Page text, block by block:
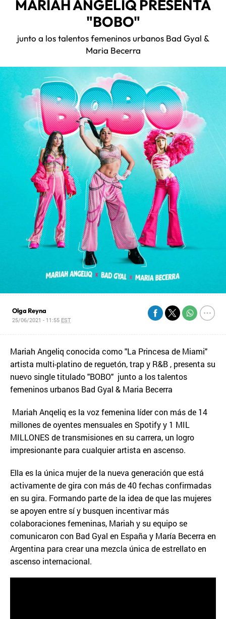
MARIAH ANGELIQ PRESENTA
"BOBO"
junto a los talentos femeninos urbanos Bad Gyal &
Maria Becerra
Olga Reyna
25/06/2021 - 11:55 EST
Mariah Angeliq conocida como "La Princesa de Miami"
artista multi-platino de reguetón, trap y R&B , presenta su
nuevo single titulado "BOBO" junto a los talentos
femeninos urbanos Bad Gyal & Maria Becerra
Mariah Anqeliq es la voz femenina líder con más de 14
millones de oyentes mensuales en Spotify y 1 MIL
MILLONES de transmisiones en su carrera, un logro
impresionante para cualquier artista en ascenso.
Ella es la única mujer de la nueva generación que está
activamente de gira con más de 40 fechas confirmadas
en su gira. Formando parte de la idea de que las mujeres
se apoyen entre sí y busquen incentivar más
colaboraciones femeninas, Mariah y su equipo se
comunicaron con Bad Gyal en España y María Becerra en
Argentina para crear una mezcla única de estrellato en
ascenso internacional.